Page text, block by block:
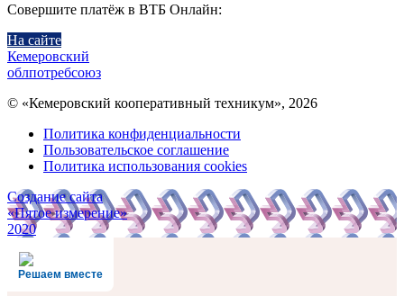
Совершите платёж в ВТБ Онлайн:
На сайте
Кемеровский
облпотребсоюз
© «Кемеровский кооперативный техникум», 2026
Политика конфиденциальности
Пользовательское соглашение
Политика использования cookies
Создание сайта
«Пятое измерение»
2020
Решаем вместе